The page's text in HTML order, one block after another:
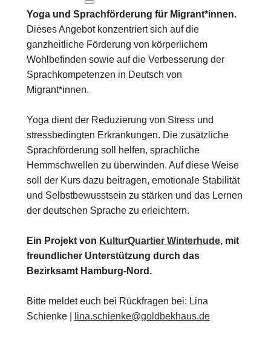
Yoga und Sprachförderung für Migrant*innen.
Dieses Angebot konzentriert sich auf die
ganzheitliche Förderung von körperlichem
Wohlbefinden sowie auf die Verbesserung der
Sprachkompetenzen in Deutsch von
Migrant*innen.
Yoga dient der Reduzierung von Stress und
stressbedingten Erkrankungen. Die zusätzliche
Sprachförderung soll helfen, sprachliche
Hemmschwellen zu überwinden. Auf diese Weise
soll der Kurs dazu beitragen, emotionale Stabilität
und Selbstbewusstsein zu stärken und das Lernen
der deutschen Sprache zu erleichtern.
Ein Projekt von KulturQuartier Winterhude, mit
freundlicher Unterstützung durch das
Bezirksamt Hamburg-Nord.
Bitte meldet euch bei Rückfragen bei: Lina
Schienke |
lina.schienke@goldbekhaus.de